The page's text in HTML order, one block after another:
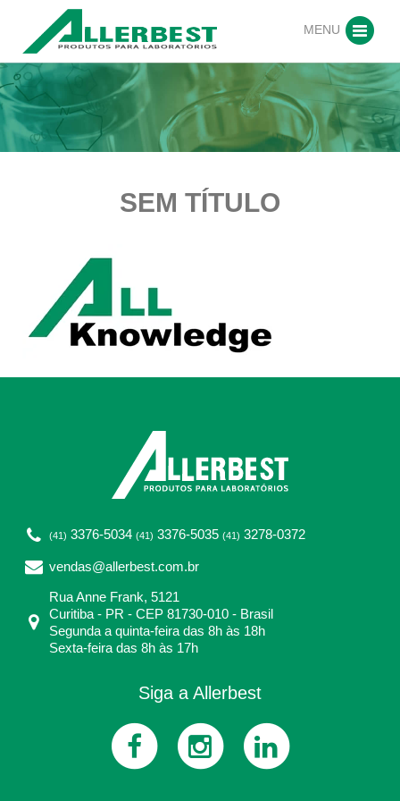
MENU
SEM TÍTULO
(41) 3376-5034 (41) 3376-5035 (41) 3278-0372
vendas@allerbest.com.br
Rua Anne Frank, 5121
Curitiba - PR - CEP 81730-010 - Brasil
Segunda a quinta-feira das 8h às 18h
Sexta-feira das 8h às 17h
Siga a Allerbest